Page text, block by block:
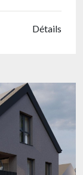
Détails